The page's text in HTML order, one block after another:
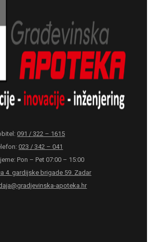
091 / 322 – 1615
023 / 342 – 041
Pon – Pet 07:00 – 15:00
4. gardijske brigade 59. Zadar
apoteka.hr